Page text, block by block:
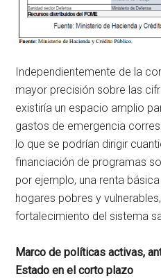
Independientemente de la
mayor precisión sobre las
existiría un espacio amplio
gastos de emergencia
lo que se podrían dirigir
financiación de programas
por ejemplo, una renta
hogares pobres y
fortalecimiento del sistema
Marco de políticas activas,
Estado en el corto plazo